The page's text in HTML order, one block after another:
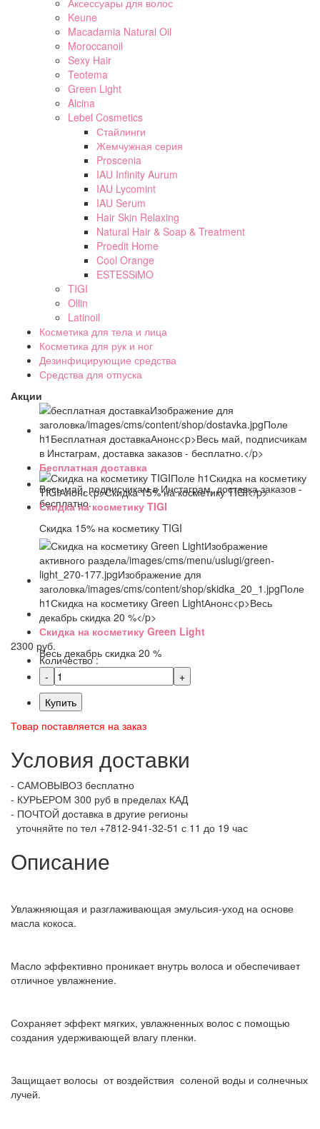
Аксессуары для волос
Keune
Macadamia Natural Oil
Moroccanoil
Sexy Hair
Teotema
Green Light
Alcina
Lebel Cosmetics
Стайлинги
Жемчужная серия
Proscenia
IAU Infinity Aurum
IAU Lycomint
IAU Serum
Hair Skin Relaxing
Natural Hair & Soap & Treatment
Proedit Home
Cool Orange
ESTESSiMO
TIGI
Ollin
Latinoil
Косметика для тела и лица
Косметика для рук и ног
Дезинфицирующие средства
Средства для отпуска
Акции
Бесплатная доставка
Весь май, подписчикам в Инстаграм, доставка заказов -
бесплатно.
Скидка на косметику TIGI
Скидка 15% на косметику TIGI
Скидка на косметику Green Light
Весь декабрь скидка 20 %
2300 руб.
Количество :
Купить
Товар поставляется на заказ
Условия доставки
- САМОВЫВОЗ бесплатно
- КУРЬЕРОМ 300 руб в пределах КАД
- ПОЧТОЙ доставка в другие регионы
уточняйте по тел +7812-941-32-51 с 11 до 19 час
Описание
Увлажняющая и разглаживающая эмульсия-уход на основе
масла кокоса.
Масло эффективно проникает внутрь волоса и обеспечивает
отличное увлажнение.
Сохраняет эффект мягких, увлажненных волос с помощью
создания удерживающей влагу пленки.
Защищает волосы от воздействия соленой воды и солнечных
лучей.